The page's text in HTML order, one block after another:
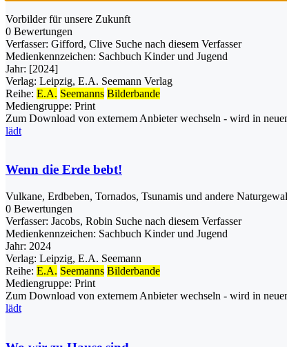
Vorbilder für unsere Zukunft
0 Bewertungen
Verfasser: Gifford, Clive Suche nach diesem Verfasser
Medienkennzeichen: Sachbuch Kinder und Jugend
Jahr: [2024]
Verlag: Leipzig, E.A. Seemann Verlag
Reihe: E.A. Seemanns Bilderbande
Mediengruppe: Print
Zum Download von externem Anbieter wechseln - wird in
lädt
Wenn die Erde bebt!
Vulkane, Erdbeben, Tornados, Tsunamis und andere
0 Bewertungen
Verfasser: Jacobs, Robin Suche nach diesem Verfasser
Medienkennzeichen: Sachbuch Kinder und Jugend
Jahr: 2024
Verlag: Leipzig, E.A. Seemann
Reihe: E.A. Seemanns Bilderbande
Mediengruppe: Print
Zum Download von externem Anbieter wechseln - wird in
lädt